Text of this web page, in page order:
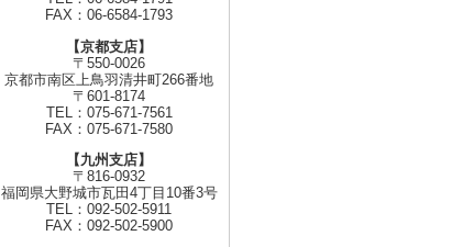
FAX：06-6584-1793
【京都支店】
〒550-0026
京都市南区上鳥羽清井町266番地
〒601-8174
TEL：075-671-7561
FAX：075-671-7580
【九州支店】
〒816-0932
福岡県大野城市瓦田4丁目10番3号
TEL：092-502-5911
FAX：092-502-5900